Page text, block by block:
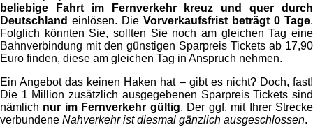
beliebige Fahrt im Fernverkehr kreuz und quer durch
Deutschland einlösen. Die Vorverkaufsfrist beträgt 0 Tage.
Folglich könnten Sie, sollten Sie noch am gleichen Tag eine
Bahnverbindung mit den günstigen Sparpreis Tickets ab 17,90
Euro finden, diese am gleichen Tag in Anspruch nehmen.
Ein Angebot das keinen Haken hat – gibt es nicht? Doch, fast!
Die 1 Million zusätzlich ausgegebenen Sparpreis Tickets sind
nämlich nur im Fernverkehr gültig. Der ggf. mit Ihrer Strecke
verbundene Nahverkehr ist diesmal gänzlich ausgeschlossen.